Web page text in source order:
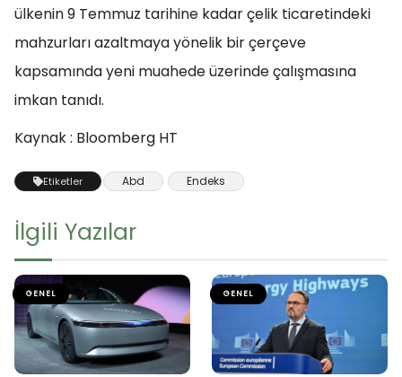
ülkenin 9 Temmuz tarihine kadar çelik ticaretindeki
mahzurları azaltmaya yönelik bir çerçeve
kapsamında yeni muahede üzerinde çalışmasına
imkan tanıdı.
Kaynak : Bloomberg HT
Etiketler Abd Endeks
İlgili Yazılar
GENEL GENEL